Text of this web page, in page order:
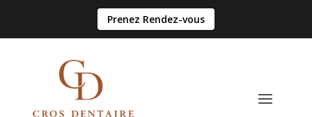
Prenez Rendez-vous